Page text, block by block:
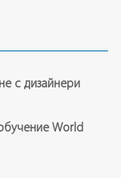
с дизайнери
World